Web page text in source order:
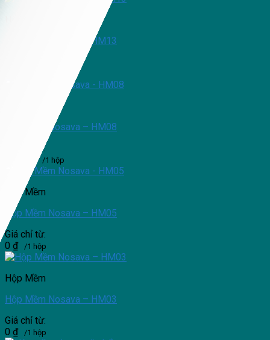
Hộp Mềm Nosava – HM13
Hộp Mềm Nosava – HM08
Giá chỉ từ:
/1 hộp
Hộp Mềm
Hộp Mềm Nosava – HM05
Giá chỉ từ:
0 ₫ /1 hộp
Hộp Mềm
Hộp Mềm Nosava – HM03
Giá chỉ từ:
0 ₫ /1 hộp